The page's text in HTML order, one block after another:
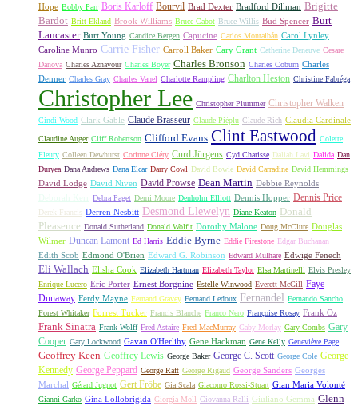
Hope Bobby Parr Boris Karloff Bourvil Brad Dexter Bradford Dillman Brigitte
Bardot Britt Ekland Brook Williams Bruce Cabot Bruce Willis Bud Spencer Burt
Lancaster Burt Young Candice Bergen Capucine Carlos Montalbán Carol Lynley
Caroline Munro Carrie Fisher Carroll Baker Cary Grant Catherine Deneuve Cesare
Danova Charles Aznavour Charles Boyer Charles Bronson Charles Coburn Charles
Denner Charles Gray Charles Vanel Charlotte Rampling Charlton Heston Christine Fabréga
Christopher Lee Christopher Plummer Christopher Walken
Cindi Wood Clark Gable Claude Brasseur Claude Piéplu Claude Rich Claudia Cardinale
Claudine Auger Cliff Robertson Clifford Evans Clint Eastwood Colette
Fleury Colleen Dewhurst Corinne Cléry Curd Jürgens Cyd Charisse Daliah Lavi Dalida Dan
Duryea Dana Andrews Dana Elcar Darry Cowl David Bowie David Carradine David Hemmings
David Lodge David Niven David Prowse Dean Martin Debbie Reynolds
Debra Paget Demi Moore Denholm Elliott Dennis Hopper Dennis Price
Derek Francis Derren Nesbitt Desmond Llewelyn Diane Keaton Donald
Pleasence Donald Sutherland Donald Wolfit Dorothy Malone Doug McClure Douglas
Wilmer Duncan Lamont Ed Harris Eddie Byrne Eddie Firestone Edgar Buchanan
Edith Scob Edmond O'Brien Edward G. Robinson Edward Mulhare Edwige Fenech
Eli Wallach Elisha Cook Elizabeth Hartman Elizabeth Taylor Elsa Martinelli Elvis Presley
Enrique Lucero Eric Porter Ernest Borgnine Estelle Winwood Everett McGill Faye
Dunaway Ferdy Mayne Fernand Gravey Fernand Ledoux Fernandel
Fernando Sancho
Forest Whitaker Forrest Tucker Francis Blanche Franco Nero Françoise Rosay Frank Oz
Frank Sinatra Frank Wolff Fred Astaire Fred MacMurray Gaby Morlay Gary Combs Gary
Cooper Gary Lockwood Gavan O'Herlihy Gene Hackman Gene Kelly Geneviève Page
Geoffrey Keen Geoffrey Lewis George Baker George C. Scott George Cole George
Kennedy George Peppard George Raft George Rigaud George Sanders Georges
Marchal Gérard Jugnot Gert Fröbe Gia Scala Giacomo Rossi-Stuart Gian Maria Volonté
Gianni Garko Gina Lollobrigida Giorgia Moll Giovanna Ralli Giuliano Gemma Glenn